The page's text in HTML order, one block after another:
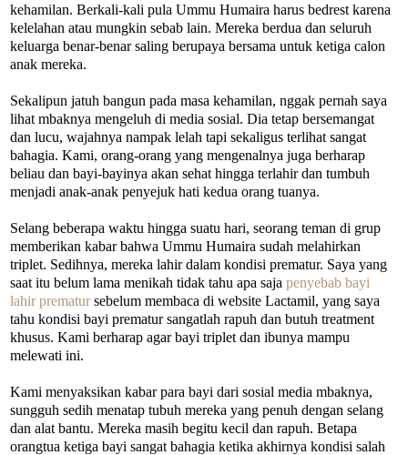
kehamilan. Berkali-kali pula Ummu Humaira harus bedrest karena
kelelahan atau mungkin sebab lain. Mereka berdua dan seluruh
keluarga benar-benar saling berupaya bersama untuk ketiga calon
anak mereka.
Sekalipun jatuh bangun pada masa kehamilan, nggak pernah saya
lihat mbaknya mengeluh di media sosial. Dia tetap bersemangat
dan lucu, wajahnya nampak lelah tapi sekaligus terlihat sangat
bahagia. Kami, orang-orang yang mengenalnya juga berharap
beliau dan bayi-bayinya akan sehat hingga terlahir dan tumbuh
menjadi anak-anak penyejuk hati kedua orang tuanya.
Selang beberapa waktu hingga suatu hari, seorang teman di grup
memberikan kabar bahwa Ummu Humaira sudah melahirkan
triplet. Sedihnya, mereka lahir dalam kondisi prematur. Saya yang
saat itu belum lama menikah tidak tahu apa saja penyebab bayi
lahir prematursebelum membaca di website Lactamil, yang saya
tahu kondisi bayi prematur sangatlah rapuh dan butuh treatment
khusus. Kami berharap agar bayi triplet dan ibunya mampu
melewati ini.
Kami menyaksikan kabar para bayi dari sosial media mbaknya,
sungguh sedih menatap tubuh mereka yang penuh dengan selang
dan alat bantu. Mereka masih begitu kecil dan rapuh. Betapa
orangtua ketiga bayi sangat bahagia ketika akhirnya kondisi salah